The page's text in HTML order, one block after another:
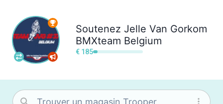
Soutenez Jelle Van Gorkom
BMXteam Belgium
€ 185